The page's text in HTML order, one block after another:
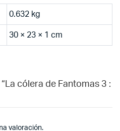
0.632 kg
30 × 23 × 1 cm
cólera de Fantomas 3 :
valoración.